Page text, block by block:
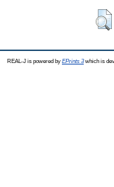
REAL-J is powered by EPrints 3which is